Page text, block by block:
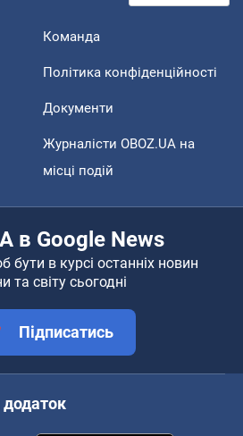
Команда
Політика конфіденційності
Документи
Журналісти OBOZ.UA на
місці подій
в Google News
бути в курсі останніх новин
та світу сьогодні
Підписатись